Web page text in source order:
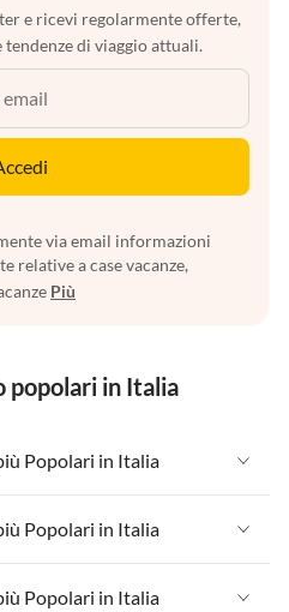
e ricevi regolarmente offerte,
di viaggio attuali.
via email informazioni
relative a case vacanze,
Più
popolari in Italia
Popolari in Italia
Popolari in Italia
Popolari in Italia